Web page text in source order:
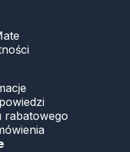
rabatowego